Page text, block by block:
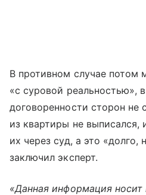
В противном случае потом
«с суровой реальностью»,
договоренности сторон не
из квартиры не выписался,
их через суд, а это «долго,
заключил эксперт.
«Данная информация носит